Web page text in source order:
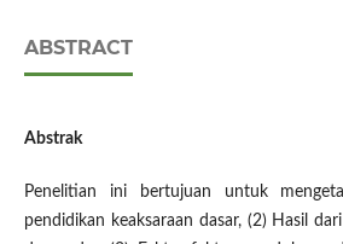
ABSTRACT
Abstrak
Penelitian ini bertujuan untuk
pendidikan keaksaraan dasar, (2) Hasil